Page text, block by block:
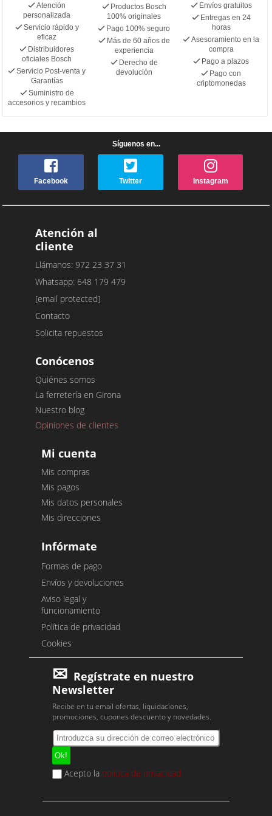
Atención
personalizada
Servicio rápido y
eficaz
Distribuidores
oficiales Bosch
Servicio Post-venta y
Garantías
Suministro de
accesorios y recambios
Productos Bosch
100% originales
Pago 100% seguro
Más de 60 años de
experiencia
Derecho de
devolución
Envíos gratuitos
Entregas en 24
horas
Asesoramiento en la
compra
Pago a plazos
Pago con
criptomonedas
Síguenos en...
Facebook Twitter Instagram
Atención al
cliente
Llámanos: 972 23 37 31
Whatsapp: 648 179 479
[email protected]
Contacto
Solicita repuestos
Conócenos
Quiénes somos
La ferretería en Girona
Nuestro blog
Opiniones de clientes
Mi cuenta
Mis compras
Mis pagos
Mis datos personales
Mis direcciones
Infórmate
Formas de pago
Envíos y devoluciones
Aviso legal y
funcionamiento
Política de privacidad
Cookies
Regístrate en nuestro
Newsletter
Recibe en tu email ofertas, liquidaciones,
promociones, cupones descuento y novedades.
Acepto la política de privacidad